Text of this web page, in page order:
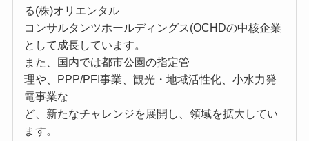
る(株)オリエンタル
コンサルタンツホールディングス(OCHDの中核企業
として成長しています。
また、国内では都市公園の指定管
理や、PPP/PFI事業、観光・地域活性化、小水力発
電事業な
ど、新たなチャレンジを展開し、領域を拡大してい
ます。